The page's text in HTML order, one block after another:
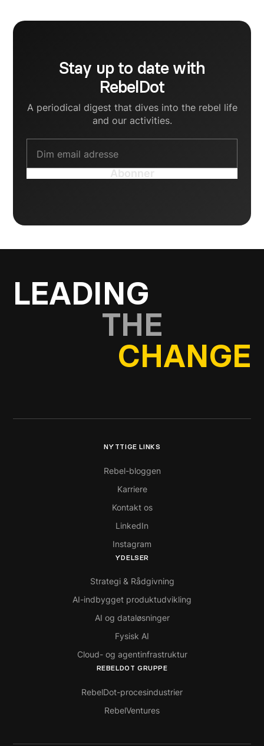
Stay up to date with
RebelDot
A periodical digest that dives into the rebel life
and our activities.
LEADING
THE
CHANGE
NYTTIGE LINKS
Rebel-bloggen
Karriere
Kontakt os
LinkedIn
Instagram
YDELSER
Strategi & Rådgivning
AI-indbygget produktudvikling
AI og dataløsninger
Fysisk AI
Cloud- og agentinfrastruktur
REBELDOT GRUPPE
RebelDot-procesindustrier
RebelVentures